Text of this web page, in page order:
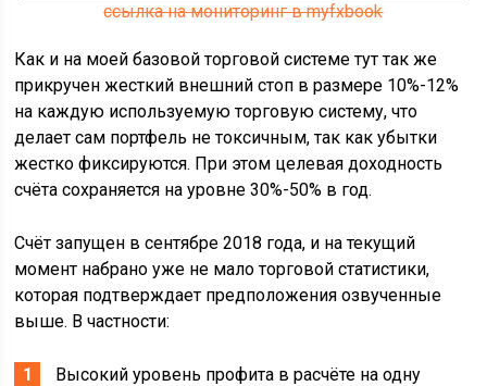
ссылка на мониторинг в myfxbook
Как и на моей базовой торговой системе тут так же
прикручен жесткий внешний стоп в размере 10%-12%
на каждую используемую торговую систему, что
делает сам портфель не токсичным, так как убытки
жестко фиксируются. При этом целевая доходность
счёта сохраняется на уровне 30%-50% в год.
Счёт запущен в сентябре 2018 года, и на текущий
момент набрано уже не мало торговой статистики,
которая подтверждает предположения озвученные
выше. В частности:
Высокий уровень профита в расчёте на одну